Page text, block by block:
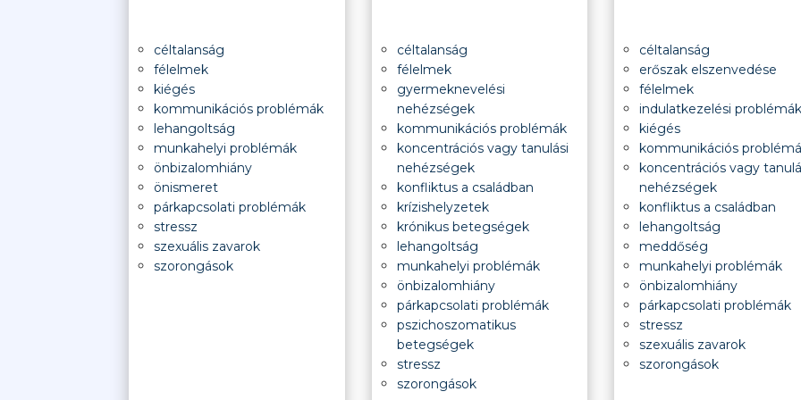
céltalanság
félelmek
kiégés
kommunikációs problémák
lehangoltság
munkahelyi problémák
önbizalomhiány
önismeret
párkapcsolati problémák
stressz
szexuális zavarok
szorongások
céltalanság
félelmek
gyermeknevelési
nehézségek
kommunikációs problémák
koncentrációs vagy tanulási
nehézségek
konfliktus a családban
krízishelyzetek
krónikus betegségek
lehangoltság
munkahelyi problémák
önbizalomhiány
párkapcsolati problémák
pszichoszomatikus
betegségek
stressz
szorongások
céltalanság
erőszak elszenvedése
félelmek
indulatkezelési problémák
kiégés
kommunikációs
koncentrációs vagy
nehézségek
konfliktus a családban
lehangoltság
meddőség
munkahelyi problémák
önbizalomhiány
párkapcsolati problémák
stressz
szexuális zavarok
szorongások